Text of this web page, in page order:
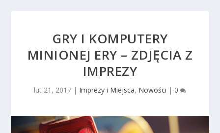
GRY I KOMPUTERY
MINIONEJ ERY – ZDJĘCIA Z
IMPREZY
lut 21, 2017 | Imprezy i Miejsca, Nowości | 0